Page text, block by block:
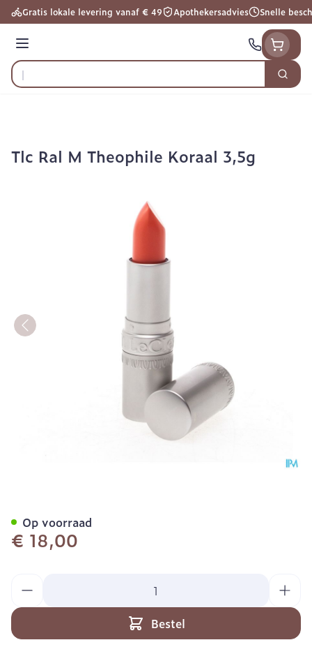
Ga naar de inhoud
Gratis lokale levering vanaf € 49 Apothekersadvies Snelle
Menu
Product, merk, categorie...
Zoek
Tlc Ral M Theophile Koraal 3,5g
€ 18,00
Bestel
Op voorraad